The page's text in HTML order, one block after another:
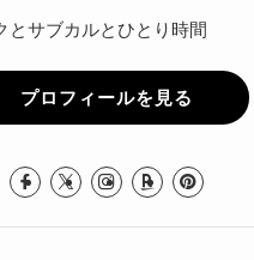
とサブカルとひとり時間
プロフィールを見る